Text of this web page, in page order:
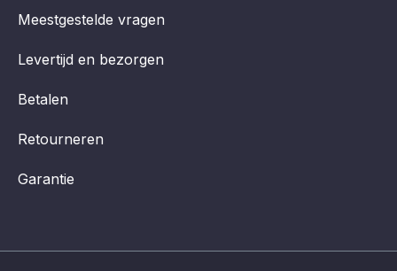
Meestgestelde vragen
Levertijd en bezorgen
Betalen
Retourneren
Garantie